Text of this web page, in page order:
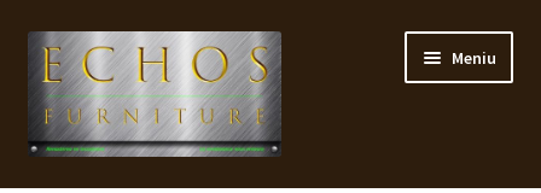
Sari
navigare
Sari
conținut
Meniu
Prima pagină